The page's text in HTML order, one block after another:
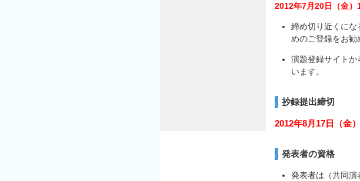
2012年7月20日（金
締め切り近くにな
めのご登録をお勧
演題登録サイトか
います。
抄録提出締切
2012年8月17日（金
発表者の資格
発表者は（共同演